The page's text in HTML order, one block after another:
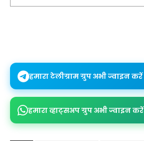
हमारा टेलीग्राम ग्रुप अभी ज्वाइन करें
हमारा व्हाट्सअप ग्रुप अभी ज्वाइन करें